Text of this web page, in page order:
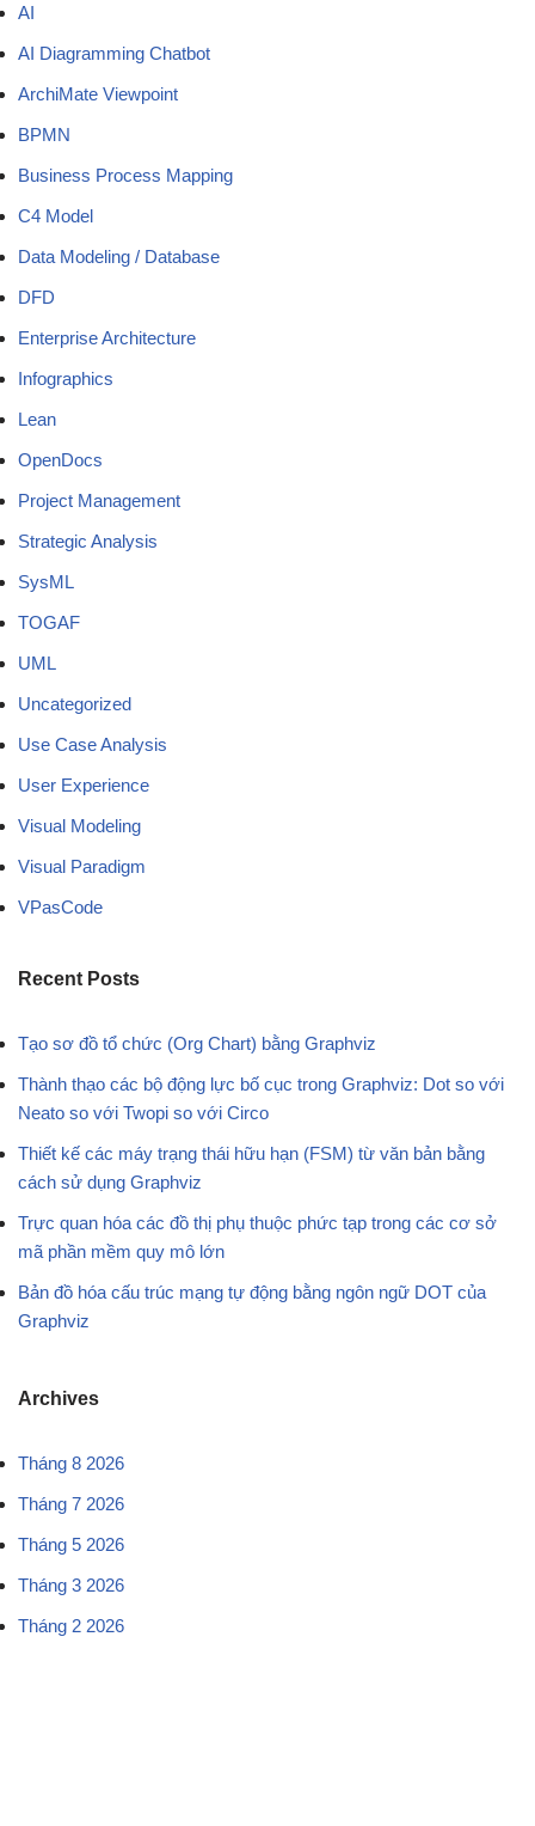
AI
AI Diagramming Chatbot
ArchiMate Viewpoint
BPMN
Business Process Mapping
C4 Model
Data Modeling / Database
DFD
Enterprise Architecture
Infographics
Lean
OpenDocs
Project Management
Strategic Analysis
SysML
TOGAF
UML
Uncategorized
Use Case Analysis
User Experience
Visual Modeling
Visual Paradigm
VPasCode
Recent Posts
Tạo sơ đồ tổ chức (Org Chart) bằng Graphviz
Thành thạo các bộ động lực bố cục trong Graphviz: Dot so với
Neato so với Twopi so với Circo
Thiết kế các máy trạng thái hữu hạn (FSM) từ văn bản bằng
cách sử dụng Graphviz
Trực quan hóa các đồ thị phụ thuộc phức tạp trong các cơ sở
mã phần mềm quy mô lớn
Bản đồ hóa cấu trúc mạng tự động bằng ngôn ngữ DOT của
Graphviz
Archives
Tháng 8 2026
Tháng 7 2026
Tháng 5 2026
Tháng 3 2026
Tháng 2 2026